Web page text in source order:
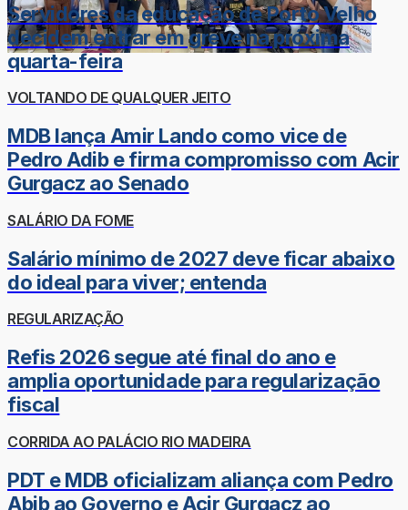
Servidores da educação de Porto Velho
decidem entrar em greve na próxima
quarta-feira
VOLTANDO DE QUALQUER JEITO
MDB lança Amir Lando como vice de
Pedro Adib e firma compromisso com Acir
Gurgacz ao Senado
SALÁRIO DA FOME
Salário mínimo de 2027 deve ficar abaixo
do ideal para viver; entenda
REGULARIZAÇÃO
Refis 2026 segue até final do ano e
amplia oportunidade para regularização
fiscal
CORRIDA AO PALÁCIO RIO MADEIRA
PDT e MDB oficializam aliança com Pedro
Abib ao Governo e Acir Gurgacz ao